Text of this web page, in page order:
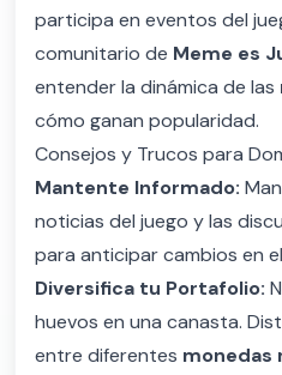
participa en eventos del
comunitario de Meme es
entender la dinámica de las
cómo ganan popularidad.
Consejos y Trucos para
Mantente Informado:
noticias del juego y las
para anticipar cambios en
Diversifica tu Portafolio:
huevos en una canasta.
entre diferentes monedas